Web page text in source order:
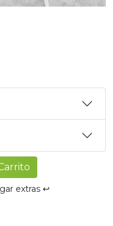
extras ↩️